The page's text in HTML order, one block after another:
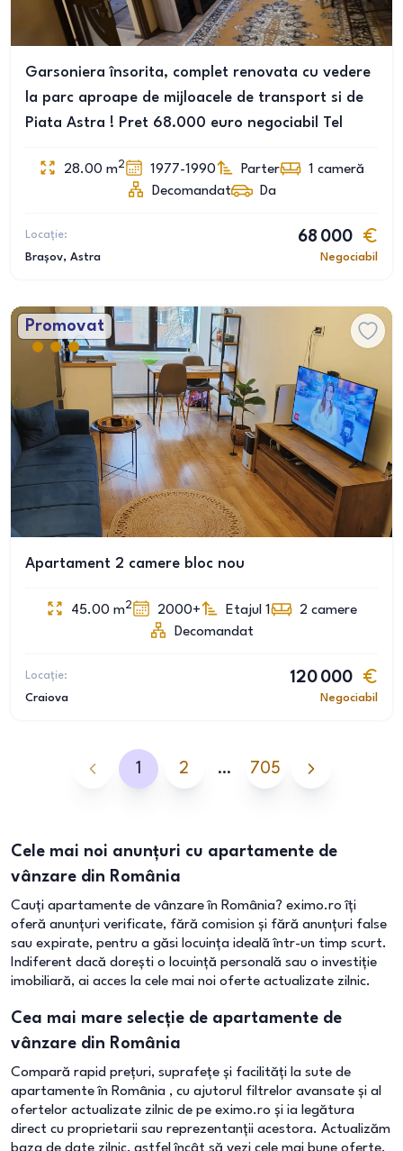
Garsoniera însorita, complet renovata cu vedere
la parc aproape de mijloacele de transport si de
Piata Astra ! Pret 68.000 euro negociabil Tel
28.00 m2 1977-1990 Parter 1 cameră
Decomandat
Da
Locație:
Brașov, Astra
68 000
Negociabil
Promovat
Apartament 2 camere bloc nou
45.00 m2 2000+ Etajul 1 2 camere
Decomandat
Locație:
Craiova
120 000
Negociabil
1 2 … 705
Cele mai noi anunțuri cu apartamente de
vânzare din România
Cauți apartamente de vânzare în România? eximo.ro îți
oferă anunțuri verificate, fără comision și fără anunțuri false
sau expirate, pentru a găsi locuința ideală într-un timp scurt.
Indiferent dacă dorești o locuință personală sau o investiție
imobiliară, ai acces la cele mai noi oferte actualizate zilnic.
Cea mai mare selecție de apartamente de
vânzare din România
Compară rapid prețuri, suprafețe și facilități la sute de
apartamente în România , cu ajutorul filtrelor avansate și al
ofertelor actualizate zilnic de pe eximo.ro și ia legătura
direct cu proprietarii sau reprezentanții acestora. Actualizăm